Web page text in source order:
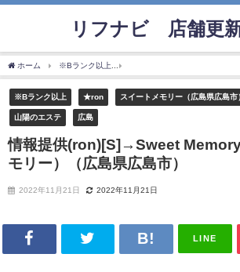
リフナビ®店舗更
ホーム ※Bランク以上
※Bランク以上 ★ron スイートメモリー（広島県広島市
山陽のエステ 広島
情報提供(ron)[S]→Sweet
モリー）（広島県広島市）
2022年11月21日 2022年11月21日
LINE